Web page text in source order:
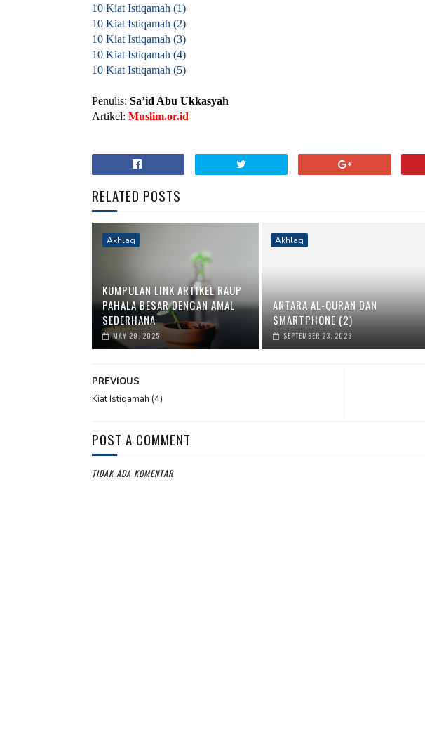
10 Kiat Istiqamah (1)
10 Kiat Istiqamah (2)
10 Kiat Istiqamah (3)
10 Kiat Istiqamah (4)
10 Kiat Istiqamah (5)
Penulis: Sa’id Abu Ukkasyah
Artikel: Muslim.or.id
RELATED POSTS
Akhlaq
KUMPULAN LINK ARTIKEL RAUP
PAHALA BESAR DENGAN AMAL
SEDERHANA
MAY 29, 2025
Akhlaq
ANTARA AL-QURAN DAN
SMARTPHONE (2)
SEPTEMBER 23, 2023
PREVIOUS
Kiat Istiqamah (4)
POST A COMMENT
TIDAK ADA KOMENTAR